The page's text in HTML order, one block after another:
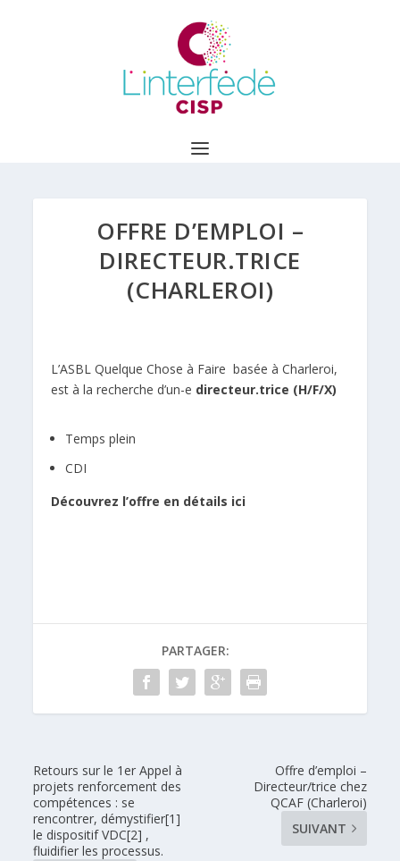
OFFRE D’EMPLOI –
DIRECTEUR.TRICE
(CHARLEROI)
L’ASBLQuelque Chose à Faire basée à Charleroi,
est à la recherche d’un-e directeur.trice (H/F/X)
Temps plein
CDI
Découvrez l’offre en détails ici
PARTAGER:
Retours sur le 1er Appel à
projets renforcement des
compétences : se
rencontrer, démystifier[1]
le dispositif VDC[2] ,
fluidifier les processus.
Offre d’emploi –
Directeur/trice chez
QCAF (Charleroi)
SUIVANT